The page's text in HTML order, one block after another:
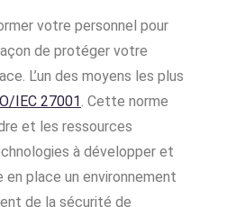
votre personnel pour
de protéger votre
L’un des moyens les plus
IEC 27001 . Cette norme
et les ressources
à développer et
place un environnement
de la sécurité de